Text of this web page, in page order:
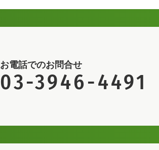
お電話でのお問合せ
03-3946-4491